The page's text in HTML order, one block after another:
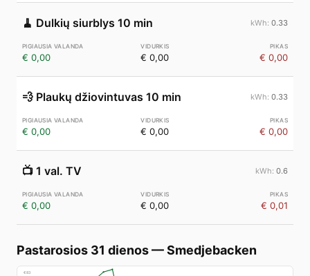
🧹 Dulkių siurblys 10 min 0.33
€ 0,00 € 0,00 € 0,00
💨 Plaukų džiovintuvas 10 min 0.33
€ 0,00 € 0,00 € 0,00
📺 1 val. TV 0.6
€ 0,00 € 0,00 € 0,01
Pastarosios 31 dienos—Smedjebacken
€83